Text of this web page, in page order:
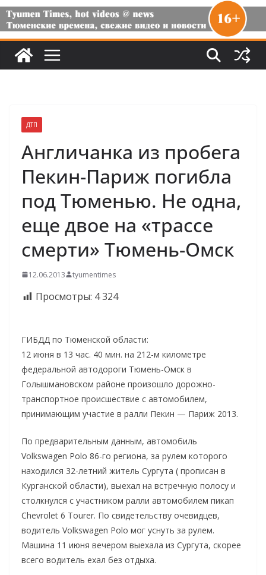
ДТП
Англичанка из пробега
Пекин-Париж погибла
под Тюменью. Не одна,
еще двое на «трассе
смерти» Тюмень-Омск
12.06.2013 tyumentimes
Просмотры: 4 324
ГИБДД по Тюменской области:
12 июня в 13 час. 40 мин. на 212-м километре
федеральной автодороги Тюмень-Омск в
Голышмановском районе произошло дорожно-
транспортное происшествие с автомобилем,
принимающим участие в ралли Пекин — Париж 2013.
По предварительным данным, автомобиль
Volkswagen Polo 86-го региона, за рулем которого
находился 32-летний житель Сургута ( прописан в
Курганской области), выехал на встречную полосу и
столкнулся с участником ралли автомобилем пикап
Chevrolet 6 Tourer. По свидетельству очевидцев,
водитель Volkswagen Polo мог уснуть за рулем.
Машина 11 июня вечером выехала из Сургута, скорее
всего водитель ехал без отдыха.